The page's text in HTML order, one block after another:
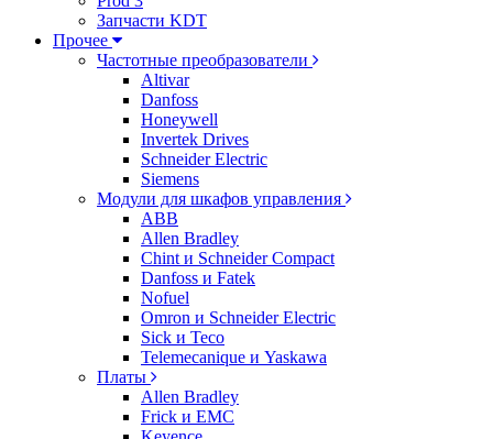
Запчасти KDT
Прочее
Частотные преобразователи
Altivar
Danfoss
Honeywell
Invertek Drives
Schneider Electric
Siemens
Модули для шкафов управления
ABB
Allen Bradley
Chint и Schneider Compact
Danfoss и Fatek
Nofuel
Omron и Schneider Electric
Sick и Teco
Telemecanique и Yaskawa
Платы
Allen Bradley
Frick и EMC